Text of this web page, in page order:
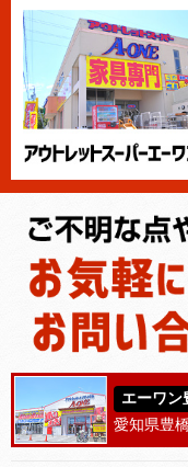
エーワン
愛知県豊